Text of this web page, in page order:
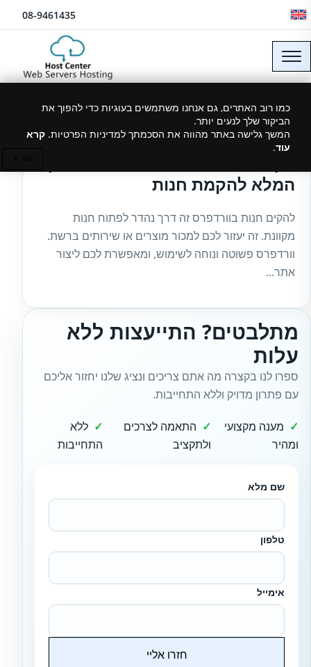
דלג לתוכן 08-9461435
כמו רוב האתרים, גם אנחנו משתמשים בעוגיות כדי להפוך את
הביקור שלך לנעים יותר.
המשך גלישה באתר מהווה את הסכמתך למדיניות הפרטיות. קרא
עוד.
14/11/2024
המלא להקמת חנות
להקים חנות בוורדפרס זה דרך נהדר לפתוח חנות
מקוונת. זה יעזור לכם למכור מוצרים או שירותים ברשת.
וורדפרס פשוטה ונוחה לשימוש, ומאפשרת לכם ליצור
אתר...
מתלבטים? התייעצות ללא
עלות
ספרו לנו בקצרה מה אתם צריכים ונציג שלנו יחזור אליכם
עם פתרון מדויק וללא התחייבות.
מענה מקצועי
ומהיר
התאמה לצרכים
ולתקציב
ללא
התחייבות
שם מלא
טלפון
אימייל
חזרו אליי